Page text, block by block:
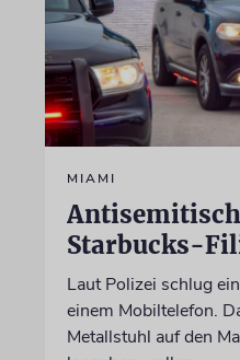
MIAMI
Starbucks-
Laut Polizei schlug
einem Mobiltelefon.
Metallstuhl auf den